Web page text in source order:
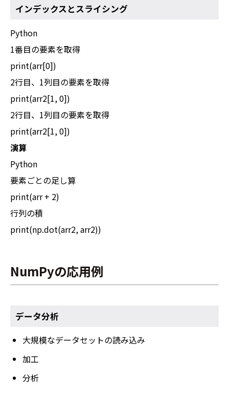
インデックスとスライシング
Python
1番目の要素を取得
print(arr[0])
2行目、1列目の要素を取得
print(arr2[1, 0])
2行目、1列目の要素を取得
print(arr2[1, 0])
演算
Python
要素ごとの足し算
print(arr + 2)
行列の積
print(np.dot(arr2, arr2))
NumPyの応用例
データ分析
大規模なデータセットの読み込み
加工
分析